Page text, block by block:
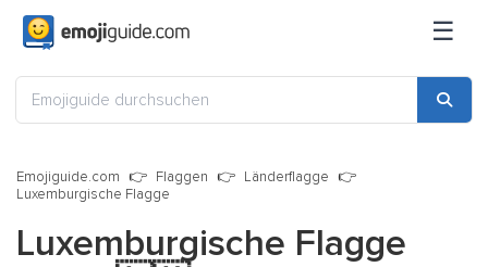
☰
Emojiguide.com Flaggen
Länderflagge
Luxemburgische Flagge
Luxemburgische Flagge